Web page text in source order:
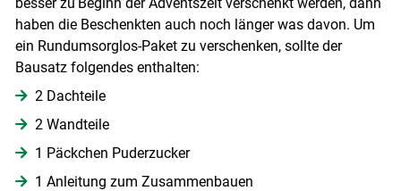
haben die Beschenkten auch noch länger was davon. Um
ein Rundumsorglos-Paket zu verschenken, sollte der
Bausatz folgendes enthalten:
2 Dachteile
2 Wandteile
1 Päckchen Puderzucker
1 Anleitung zum Zusammenbauen